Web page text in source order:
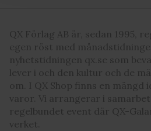
information från din enhet till de
annons- och analysföretag som
Dessa kan i sin tur kombinera
information som du har
samlat in när du har använt deras
våra cookies vid fortsatt
QX Förlag AB är, sedan 1995,
egen röst med
nyhetstidningen qx.se som
lever i och den kultur och de
om. I QX Shop finns en
varor. Vi arrangerar i
regelbundet event där QX-
verket.